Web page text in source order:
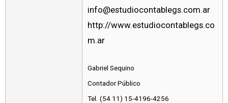
info@estudiocontablegs.com.ar
http://www.estudiocontablegs.co
m.ar
Gabriel Sequino
Contador Público
Tel. (54 11) 15-4196-4256